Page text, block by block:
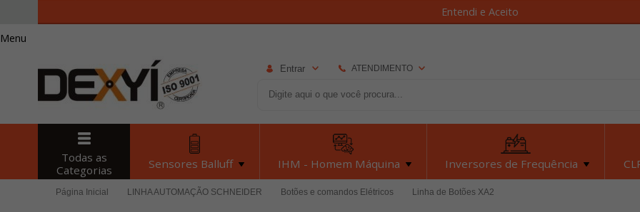
Entendi e Aceito
Menu
Entrar ATENDIMENTO
dexyiloja@dexyi.com.br
Atendimento Online
Todas as
Categorias
Sensores Balluff IHM - Homem Máquina Inversores de Frequência
Página Inicial LINHA AUTOMAÇÃO SCHNEIDER Botões e comandos Elétricos Linha de Botões XA2